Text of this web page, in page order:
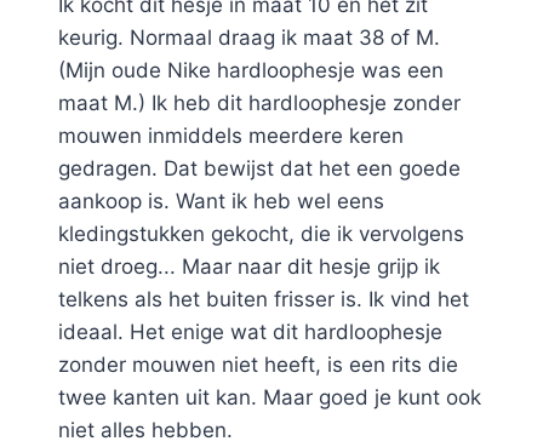
keurig. Normaal draag ik maat 38 of M.
(Mijn oude Nike hardloophesje was een
maat M.) Ik heb dit hardloophesje zonder
mouwen inmiddels meerdere keren
gedragen. Dat bewijst dat het een goede
aankoop is. Want ik heb wel eens
kledingstukken gekocht, die ik vervolgens
niet droeg... Maar naar dit hesje grijp ik
telkens als het buiten frisser is. Ik vind het
ideaal. Het enige wat dit hardloophesje
zonder mouwen niet heeft, is een rits die
twee kanten uit kan. Maar goed je kunt ook
niet alles hebben.